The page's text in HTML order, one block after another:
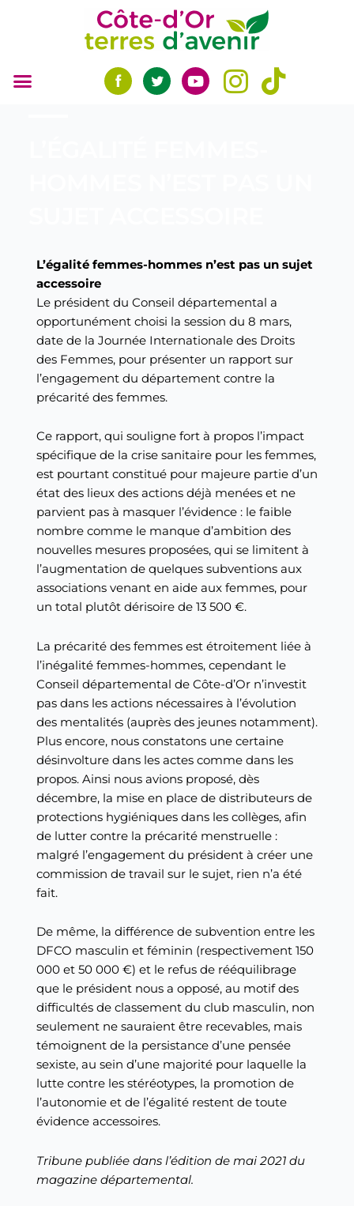
L’égalité femmes-hommes n’est pas un sujet
accessoire
Le président du Conseil départemental a
opportunément choisi la session du 8 mars,
date de la Journée Internationale des Droits
des Femmes, pour présenter un rapport sur
l’engagement du département contre la
précarité des femmes.
Ce rapport, qui souligne fort à propos l’impact
spécifique de la crise sanitaire pour les femmes,
est pourtant constitué pour majeure partie d’un
état des lieux des actions déjà menées et ne
parvient pas à masquer l’évidence : le faible
nombre comme le manque d’ambition des
nouvelles mesures proposées, qui se limitent à
l’augmentation de quelques subventions aux
associations venant en aide aux femmes, pour
un total plutôt dérisoire de 13 500 €.
La précarité des femmes est étroitement liée à
l’inégalité femmes-hommes, cependant le
Conseil départemental de Côte-d’Or n’investit
pas dans les actions nécessaires à l’évolution
des mentalités (auprès des jeunes notamment).
Plus encore, nous constatons une certaine
désinvolture dans les actes comme dans les
propos. Ainsi nous avions proposé, dès
décembre, la mise en place de distributeurs de
protections hygiéniques dans les collèges, afin
de lutter contre la précarité menstruelle :
malgré l’engagement du président à créer une
commission de travail sur le sujet, rien n’a été
fait.
De même, la différence de subvention entre les
DFCO masculin et féminin (respectivement 150
000 et 50 000 €) et le refus de rééquilibrage
que le président nous a opposé, au motif des
difficultés de classement du club masculin, non
seulement ne sauraient être recevables, mais
témoignent de la persistance d’une pensée
sexiste, au sein d’une majorité pour laquelle la
lutte contre les stéréotypes, la promotion de
l’autonomie et de l’égalité restent de toute
évidence accessoires.
Tribune publiée dans l’édition de mai 2021 du
magazine départemental.